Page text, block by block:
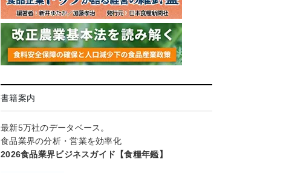
書籍案内
最新5万社のデータベース。
食品業界の分析・営業を効率化
2026食品業界ビジネスガイド【食糧年鑑】